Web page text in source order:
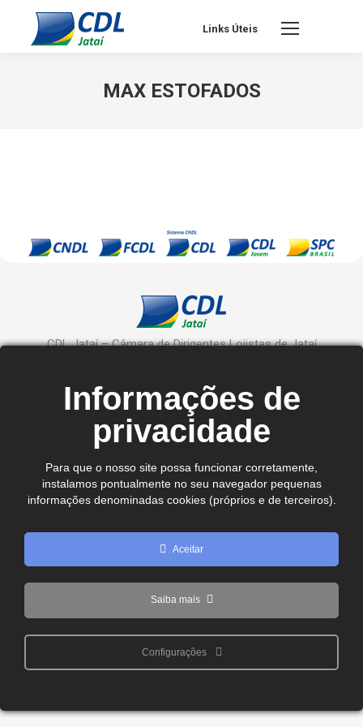
Links Úteis
MAX ESTOFADOS
CDL Jataí – Câmara de Dirigentes Lojistas de Jataí
Ver no mapa
comercial@cdljatai
(64) 99602 - 8923
Copyright © 2024 - 2026 CDL Jataí Todos os direitos
Informações de
privacidade
Para que o nosso site possa funcionar corretamente,
instalamos pontualmente no seu navegador pequenas
informações denominadas cookies (próprios e de terceiros).
Aceitar
Saiba mais
Configurações